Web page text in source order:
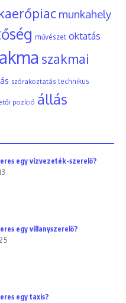
munkahely
művészet oktatás
szakmai
szórakoztatás technikus
pozíció állás
egy vízvezeték-szerelő?
egy villanyszerelő?
egy taxis?